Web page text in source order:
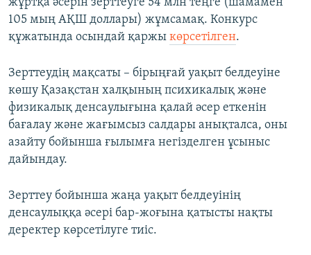
жұртқа әсерін зерттеуге 54 млн теңге (шамамен
105 мың АҚШ доллары) жұмсамақ. Конкурс
құжатында осындай қаржы көрсетілген.
Зерттеудің мақсаты – бірыңғай уақыт белдеуіне
көшу Қазақстан халқының психикалық және
физикалық денсаулығына қалай әсер еткенін
бағалау және жағымсыз салдары анықталса, оны
азайту бойынша ғылымға негізделген ұсыныс
дайындау.
Зерттеу бойынша жаңа уақыт белдеуінің
денсаулыққа әсері бар-жоғына қатысты нақты
деректер көрсетілуге тиіс.